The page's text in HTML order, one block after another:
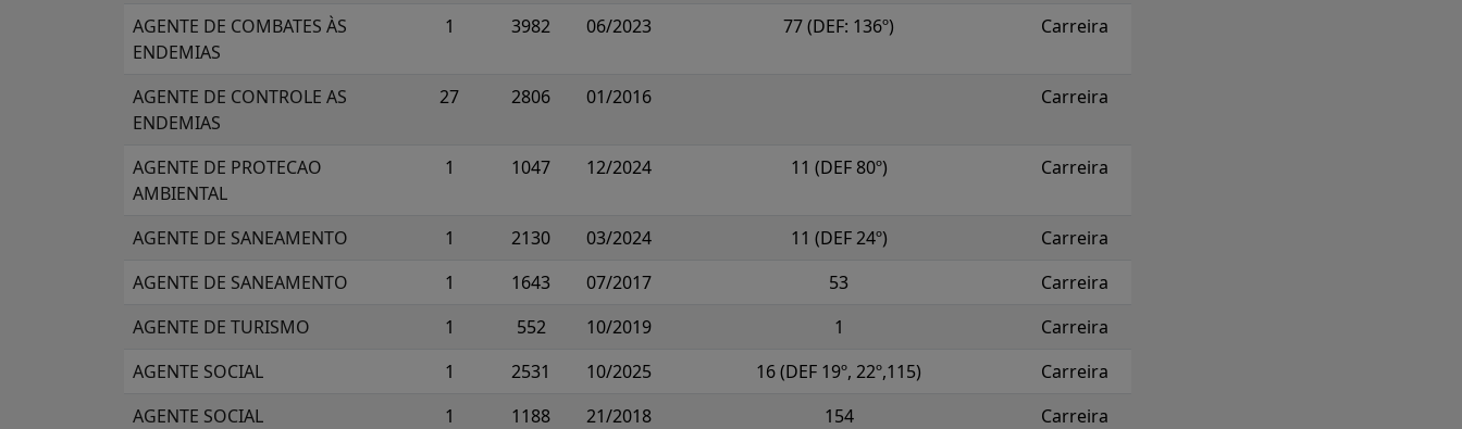
AGENTE DE COMBATES ÀS
ENDEMIAS
1 3982 06/2023 77 (DEF: 136º) Carreira
AGENTE DE CONTROLE AS
ENDEMIAS
27 2806 01/2016 Carreira
AGENTE DE PROTECAO
AMBIENTAL
1 1047 12/2024 11 (DEF 80º) Carreira
AGENTE DE SANEAMENTO 1 2130 03/2024 11 (DEF 24º)
Carreira
AGENTE DE SANEAMENTO
1 1643 07/2017 53
Carreira
AGENTE DE TURISMO
1 552 10/2019 1
Carreira
AGENTE SOCIAL
1 2531 10/2025 16 (DEF 19º, 22º,115)
Carreira
AGENTE SOCIAL
1 1188 21/2018 154
Carreira